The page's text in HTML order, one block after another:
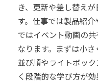
き、更新や差し替え
す。仕事では製品紹
ではイベント動画の
なります。まずは小
並び順やライトボッ
く段階的な学び方が効